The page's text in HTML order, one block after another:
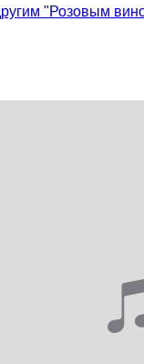
"Розовым